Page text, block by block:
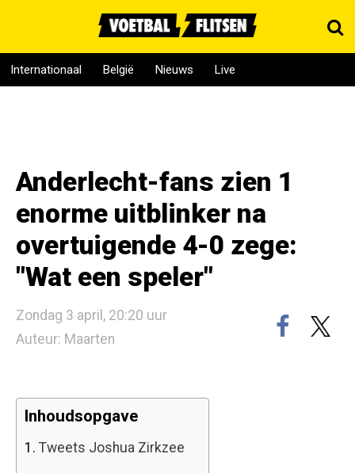
Internationaal België Nieuws Live
Anderlecht-fans zien 1
enorme uitblinker na
overtuigende 4-0 zege:
"Wat een speler"
Zondag 3 april, 20:20 uur
Auteur: Maarten
Inhoudsopgave
1. Tweets Joshua Zirkzee